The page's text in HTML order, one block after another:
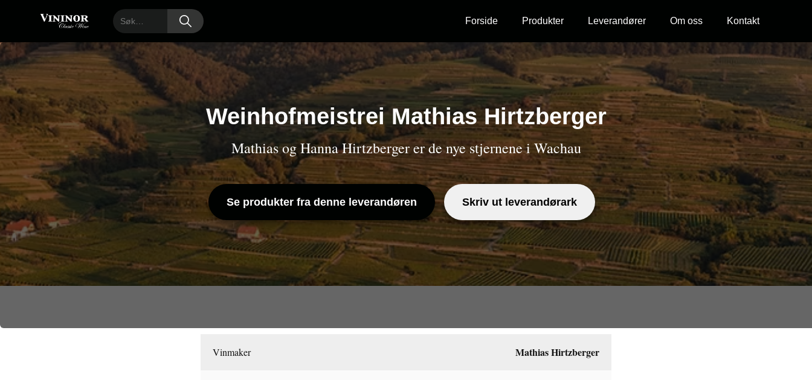
Forside Produkter Leverandører Om oss Kontakt
Weinhofmeistrei Mathias Hirtzberger
Mathias og Hanna Hirtzberger er de nye stjernene i Wachau
Se produkter fra denne leverandøren Skriv ut leverandørark
Vinmaker Mathias Hirtzberger